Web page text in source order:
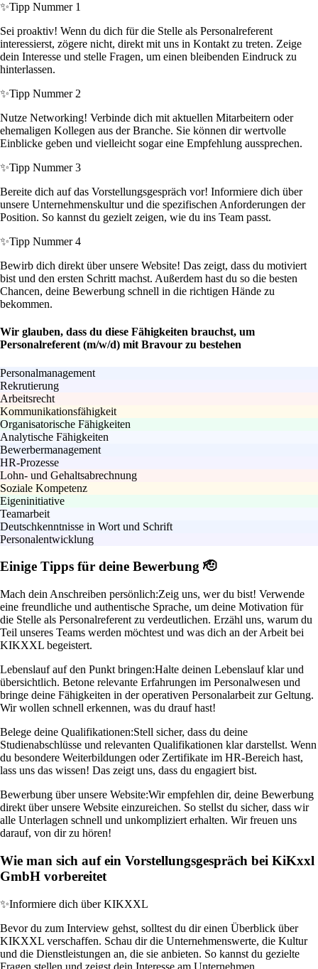
✨Tipp Nummer 1
Sei proaktiv! Wenn du dich für die Stelle als Personalreferent
interessierst, zögere nicht, direkt mit uns in Kontakt zu treten. Zeige
dein Interesse und stelle Fragen, um einen bleibenden Eindruck zu
hinterlassen.
✨Tipp Nummer 2
Nutze Networking! Verbinde dich mit aktuellen Mitarbeitern oder
ehemaligen Kollegen aus der Branche. Sie können dir wertvolle
Einblicke geben und vielleicht sogar eine Empfehlung aussprechen.
✨Tipp Nummer 3
Bereite dich auf das Vorstellungsgespräch vor! Informiere dich über
unsere Unternehmenskultur und die spezifischen Anforderungen der
Position. So kannst du gezielt zeigen, wie du ins Team passt.
✨Tipp Nummer 4
Bewirb dich direkt über unsere Website! Das zeigt, dass du motiviert
bist und den ersten Schritt machst. Außerdem hast du so die besten
Chancen, deine Bewerbung schnell in die richtigen Hände zu
bekommen.
Wir glauben, dass du diese Fähigkeiten brauchst, um
Personalreferent (m/w/d) mit Bravour zu bestehen
Personalmanagement
Rekrutierung
Arbeitsrecht
Kommunikationsfähigkeit
Organisatorische Fähigkeiten
Analytische Fähigkeiten
Bewerbermanagement
HR-Prozesse
Lohn- und Gehaltsabrechnung
Soziale Kompetenz
Eigeninitiative
Teamarbeit
Deutschkenntnisse in Wort und Schrift
Personalentwicklung
Einige Tipps für deine Bewerbung 🫡
Mach dein Anschreiben persönlich:Zeig uns, wer du bist! Verwende
eine freundliche und authentische Sprache, um deine Motivation für
die Stelle als Personalreferent zu verdeutlichen. Erzähl uns, warum du
Teil unseres Teams werden möchtest und was dich an der Arbeit bei
KIKXXL begeistert.
Lebenslauf auf den Punkt bringen:Halte deinen Lebenslauf klar und
übersichtlich. Betone relevante Erfahrungen im Personalwesen und
bringe deine Fähigkeiten in der operativen Personalarbeit zur Geltung.
Wir wollen schnell erkennen, was du drauf hast!
Belege deine Qualifikationen:Stell sicher, dass du deine
Studienabschlüsse und relevanten Qualifikationen klar darstellst. Wenn
du besondere Weiterbildungen oder Zertifikate im HR-Bereich hast,
lass uns das wissen! Das zeigt uns, dass du engagiert bist.
Bewerbung über unsere Website:Wir empfehlen dir, deine Bewerbung
direkt über unsere Website einzureichen. So stellst du sicher, dass wir
alle Unterlagen schnell und unkompliziert erhalten. Wir freuen uns
darauf, von dir zu hören!
Wie man sich auf ein Vorstellungsgespräch bei KiKxxl
GmbH vorbereitet
✨Informiere dich über KIKXXL
Bevor du zum Interview gehst, solltest du dir einen Überblick über
KIKXXL verschaffen. Schau dir die Unternehmenswerte, die Kultur
und die Dienstleistungen an, die sie anbieten. So kannst du gezielte
Fragen stellen und zeigst dein Interesse am Unternehmen.